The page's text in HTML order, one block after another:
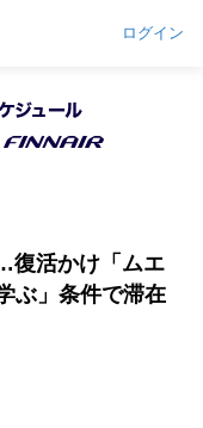
ログイン
復活かけ「ムエ
ぶ」条件で滞在